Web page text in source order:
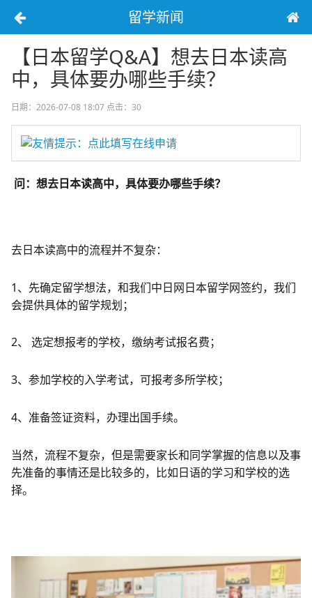
留学新闻
【日本留学Q&A】想去日本读高
中，具体要办哪些手续？
日期：2026-07-08 18:07 点击：30
友情提示：点此填写在线申请
问：想去日本读高中，具体要办哪些手续？
去日本读高中的流程并不复杂：
1、先确定留学想法，和我们中日网日本留学网签约，我们
会提供具体的留学规划；
2、 选定想报考的学校，缴纳考试报名费；
3、参加学校的入学考试，可报考多所学校；
4、准备签证资料，办理出国手续。
当然，流程不复杂，但是需要家长和同学掌握的信息以及事
先准备的事情还是比较多的，比如日语的学习和学校的选
择。